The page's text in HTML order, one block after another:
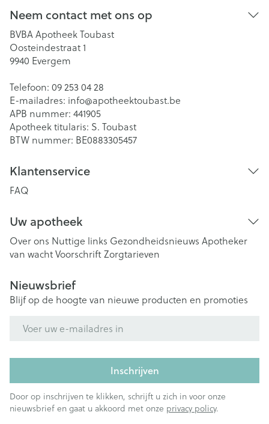
Neem contact met ons op
BVBA Apotheek Toubast
Oosteindestraat 1
9940 Evergem
Telefoon: 09 253 04 28
E-mailadres: info@apotheektoubast.be
APB nummer: 441905
Apotheek titularis: S. Toubast
BTW nummer: BE0883305457
Klantenservice
FAQ
Uw apotheek
Over ons Nuttige links Gezondheidsnieuws Apotheker
van wachtVoorschriftZorgtarieven
Nieuwsbrief
Blijf op de hoogte van nieuwe producten en promoties
Inschrijven
Door op inschrijven te klikken, schrijft u zich in voor onze
nieuwsbrief en gaat u akkoord met onze privacy policy.